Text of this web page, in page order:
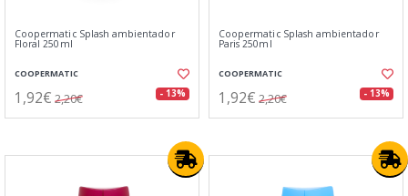
Coopermatic Splash ambientador
Floral 250ml
COOPERMATIC
1,92€ 2,20€ - 13%
Coopermatic Splash ambientador
Paris 250ml
COOPERMATIC
1,92€ 2,20€ - 13%